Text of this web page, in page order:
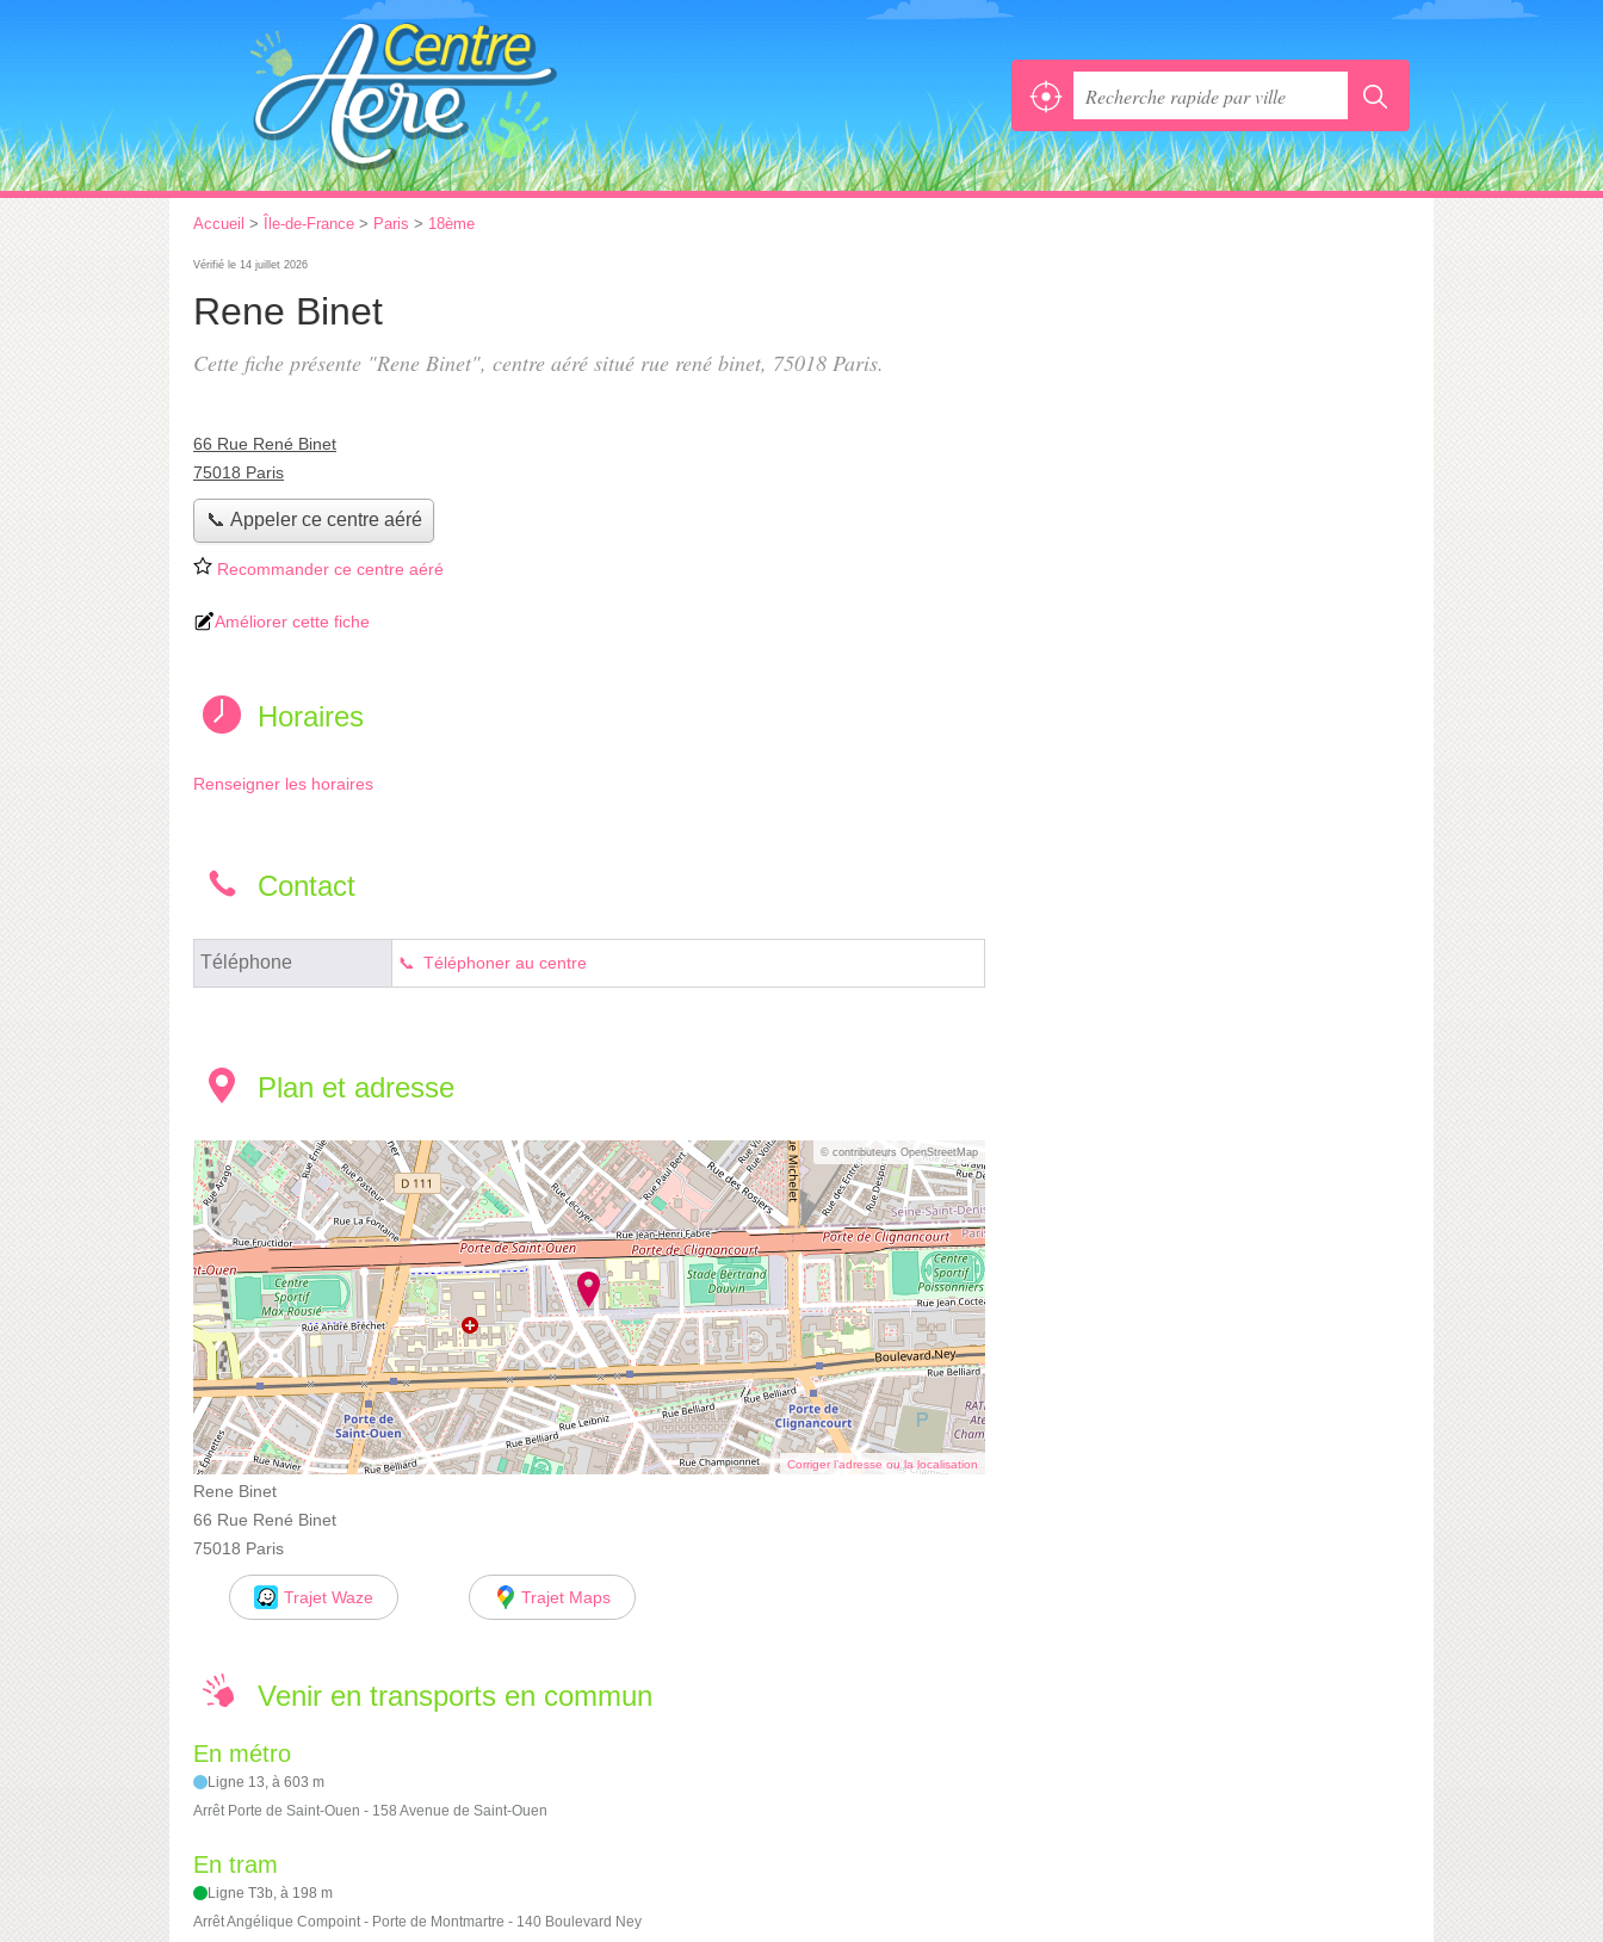
Accueil > Île-de-France > Paris > 18ème
Vérifié le 14 juillet 2026
Rene Binet
Cette fiche présente "Rene Binet", centre aéré situé rue rené binet, 75018 Paris.
66 Rue René Binet
75018 Paris
📞 Appeler ce centre aéré
Recommander ce centre aéré
Améliorer cette fiche
Horaires
Renseigner les horaires
Contact
Téléphone Téléphoner au centre
Plan et adresse
© contributeurs OpenStreetMap
Corriger l’adresse ou la localisation
Rene Binet
66 Rue René Binet
75018 Paris
Trajet Waze Trajet Maps
Venir en transports en commun
En métro
Ligne 13, à 603 m
Arrêt Porte de Saint-Ouen - 158 Avenue de Saint-Ouen
En tram
Ligne T3b, à 198 m
Arrêt Angélique Compoint - Porte de Montmartre - 140 Boulevard Ney